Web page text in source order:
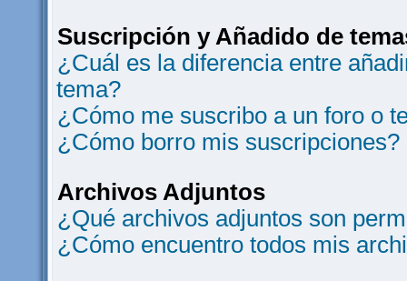
Suscripción y Añadido de
¿Cuál es la diferencia entre
tema?
¿Cómo me suscribo a un foro o
¿Cómo borro mis suscripciones?
Archivos Adjuntos
¿Qué archivos adjuntos son
¿Cómo encuentro todos mis